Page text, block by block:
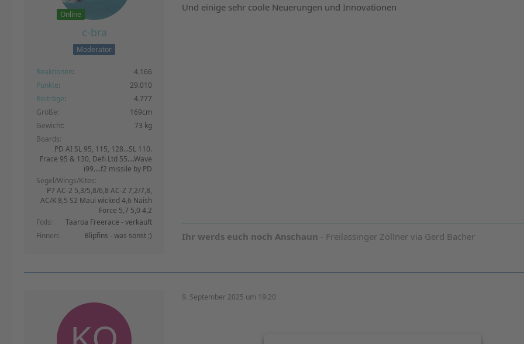
Online
c-bra
Moderator
Reaktionen
4.166
Punkte
29.010
Beiträge
4.777
Größe
169cm
Gewicht
73 kg
Boards
PD AI SL 95, 115, 128...SL 110.
Frace 95 & 130, Defi Ltd 55....Wave
i99....f2 missile by PD
Segel/Wings/Kites
P7 AC-2 5,3/5,8/6,8 AC-Z 7,2/7,8,
AC/K 8,5 S2 Maui wicked 4,6 Naish
Force 5,7 5,0 4,2
Foils
Taaroa Freerace - verkauft
Finnen
Blipfins - was sonst ;)
Und einige sehr coole Neuerungen und Innovationen
Ihr werds euch noch Anschaun - Freilassinger Zöllner via Gerd Bacher
9. September 2025 um 19:20